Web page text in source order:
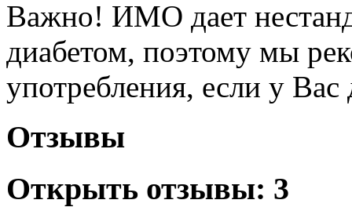
Важно! ИМО дает
диабетом, поэтому мы
употребления, если у Вас
Отзывы
Открыть отзывы: 3